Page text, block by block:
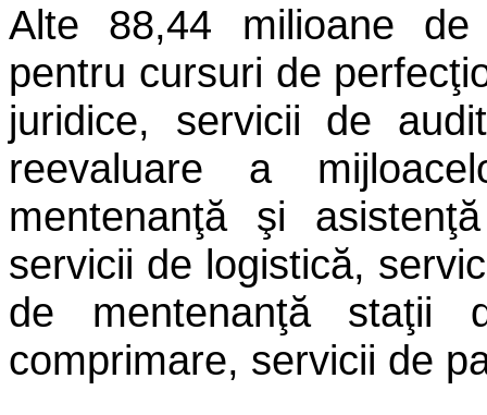
Alte 88,44 milioane
pentru cursuri de
juridice, servicii de
reevaluare a
mentenanţă şi
servicii de logistică,
de mentenanţă staţii
comprimare, servicii de